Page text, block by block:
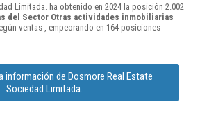
Limitada. ha obtenido en 2024 la posición 2.002
del Sector Otras actividades inmobiliarias
ventas , empeorando en 164 posiciones
información de Dosmore Real Estate
Sociedad Limitada.